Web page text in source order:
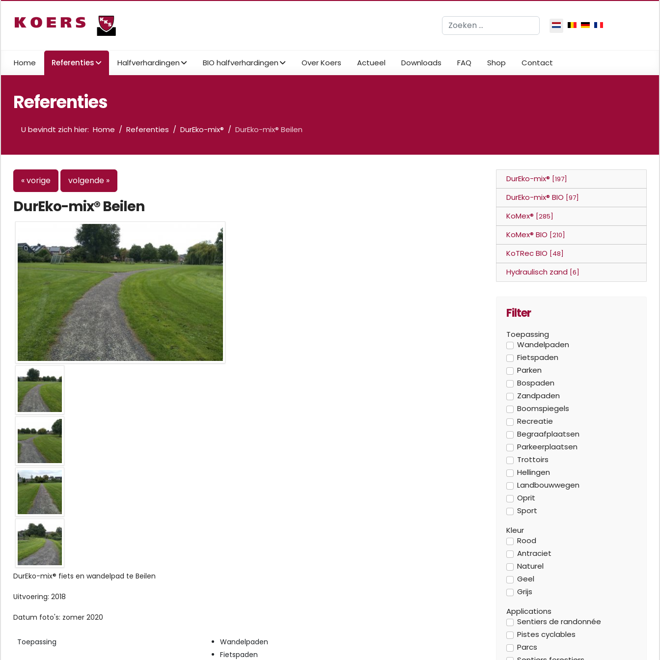
Zoeken Selecteer de taal
Home Referenties Halfverhardingen BIO halfverhardingen Over Koers Actueel Downloads FAQ Shop Contact
Referenties
U bevindt zich hier: Home Referenties DurEko-mix® DurEko-mix® Beilen
« vorige volgende »
DurEko-mix® Beilen
DurEko-mix® fiets en wandelpad te Beilen
Uitvoering: 2018
Datum foto's: zomer 2020
Toepassing
Wandelpaden
Fietspaden
DurEko-mix® [197]
DurEko-mix® BIO [97]
KoMex® [285]
KoMex® BIO [210]
KoTRec BIO [48]
Hydraulisch zand [6]
Filter
Toepassing
Wandelpaden
Fietspaden
Parken
Bospaden
Zandpaden
Boomspiegels
Recreatie
Begraafplaatsen
Parkeerplaatsen
Trottoirs
Hellingen
Landbouwwegen
Oprit
Sport
Kleur
Rood
Antraciet
Naturel
Geel
Grijs
Applications
Sentiers de randonnée
Pistes cyclables
Parcs